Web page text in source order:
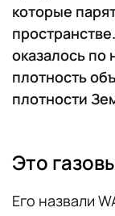
которые
оказалось
плотность
плотности
Это
Его назвали